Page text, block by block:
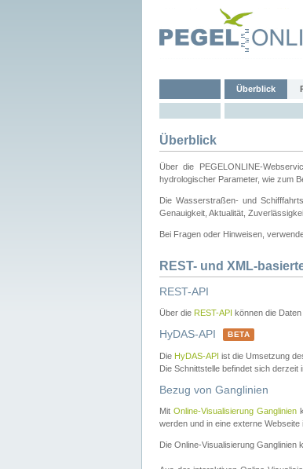
Überblick
Überblick
Über die PEGELONLINE-
hydrologischer Parameter, wie zum
Die Wasserstraßen- und
Genauigkeit, Aktualität,
Bei Fragen oder Hinweisen,
REST- und XML-
REST-API
Über die REST-API können die
HyDAS-API BETA
Die HyDAS-API ist die Umsetzung
Die Schnittstelle befindet sich
Bezug von Ganglinien
MitOnline-Visualisierung Ganglinien
werden und in eine externe
Die Online-Visualisierung Ganglinien